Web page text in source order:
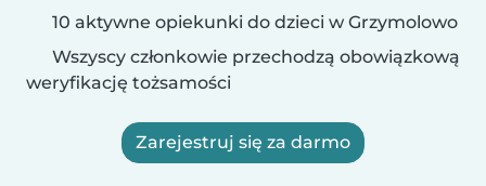
10 aktywne opiekunki do dzieci w Grzymolowo
Wszyscy członkowie przechodzą obowiązkową
weryfikację tożsamości
Zarejestruj się za darmo